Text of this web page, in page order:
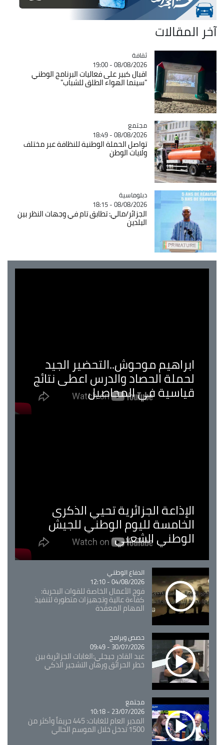
آخر المقالات
Catégorie
ثقافة
08/08/2026 - 19:00
اقبال كبير على فعاليات البرنامج الوطني
"سينما الهواء الطلق للشباب"
Catégorie
مجتمع
08/08/2026 - 18:49
تواصل الحملة الوطنية للنظافة عبر مختلف
ولايات الوطن
Catégorie
دبلوماسية
08/08/2026 - 18:15
الجزائر/مالي: تطابق تام في وجهات النظر بين
البلدين
ابراهيم موحوش..التحضير الجيد
لحملة الحصاد والدرس اعطى نتائج
قياسية في المحاصيل
الإذاعة الجزائرية تحيي الذكرى
الخامسة لليوم الوطني للجيش
الوطني الشعبي
Catégorie
الدفاع الوطني
04/08/2026 - 12:10
فوج الأعمال الخاصة للقوات البحرية:
كفاءة عالية وتجهيزات متطورة لتنفيذ
المهام المعقدة
Catégorie
حصص وبرامج
30/07/2026 - 09:49
عبد القادر جيجلي:الغابات الجزائرية بين
خطر الحرائق ورهان التشجير الذكي
Catégorie
مجتمع
23/07/2026 - 10:18
المدير العام للغابات: 445 حريقاً وأكثر من
1500 تدخل خلال الموسم الحالي